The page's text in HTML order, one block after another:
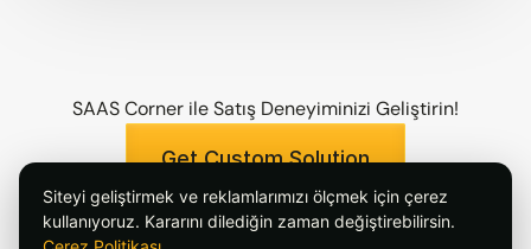
SAAS Corner ile Satış Deneyiminizi Geliştirin!
Get Custom Solution
SAAS Corner Satış Ekibi ile bir görüşme
planlayın
Siteyi geliştirmek ve reklamlarımızı ölçmek için çerez
kullanıyoruz. Kararını dilediğin zaman değiştirebilirsin.